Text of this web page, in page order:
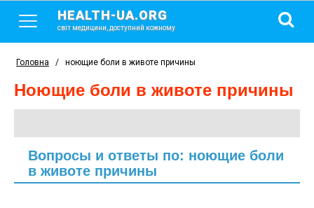
HEALTH-UA.ORG
світ медицини, доступний кожному
Головна / ноющие боли в животе причины
ноющие боли в животе причины
Вопросы и ответы по: ноющие боли
в животе причины